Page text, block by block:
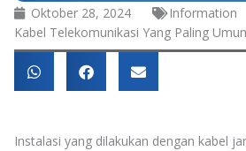
Oktober 28, 2024
Information
Kabel Telekomunikasi Yang Paling
Instalasi yang dilakukan dengan kabel